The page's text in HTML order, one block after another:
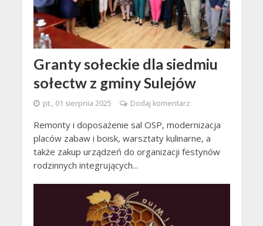
Granty sołeckie dla siedmiu
sołectw z gminy Sulejów
pt., 01 sierpnia 2025 Dodaj komentarz
Remonty i doposażenie sal OSP, modernizacja
placów zabaw i boisk, warsztaty kulinarne, a
także zakup urządzeń do organizacji festynów
rodzinnych integrujących...